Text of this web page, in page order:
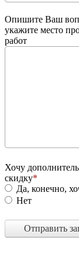
Опишите Ваш
укажите место
работ
Хочу
скидку
Да, конечно,
Нет
Отправить